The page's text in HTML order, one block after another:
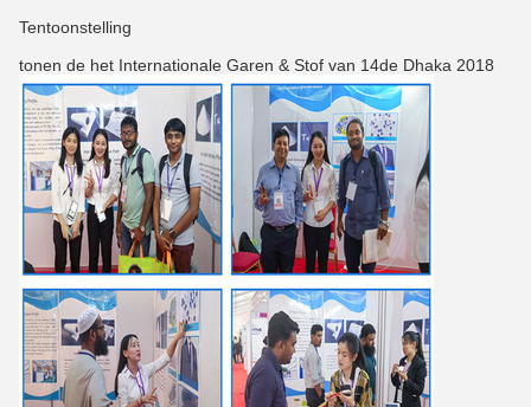
Tentoonstelling
tonen de het Internationale Garen & Stof van 14de Dhaka 2018